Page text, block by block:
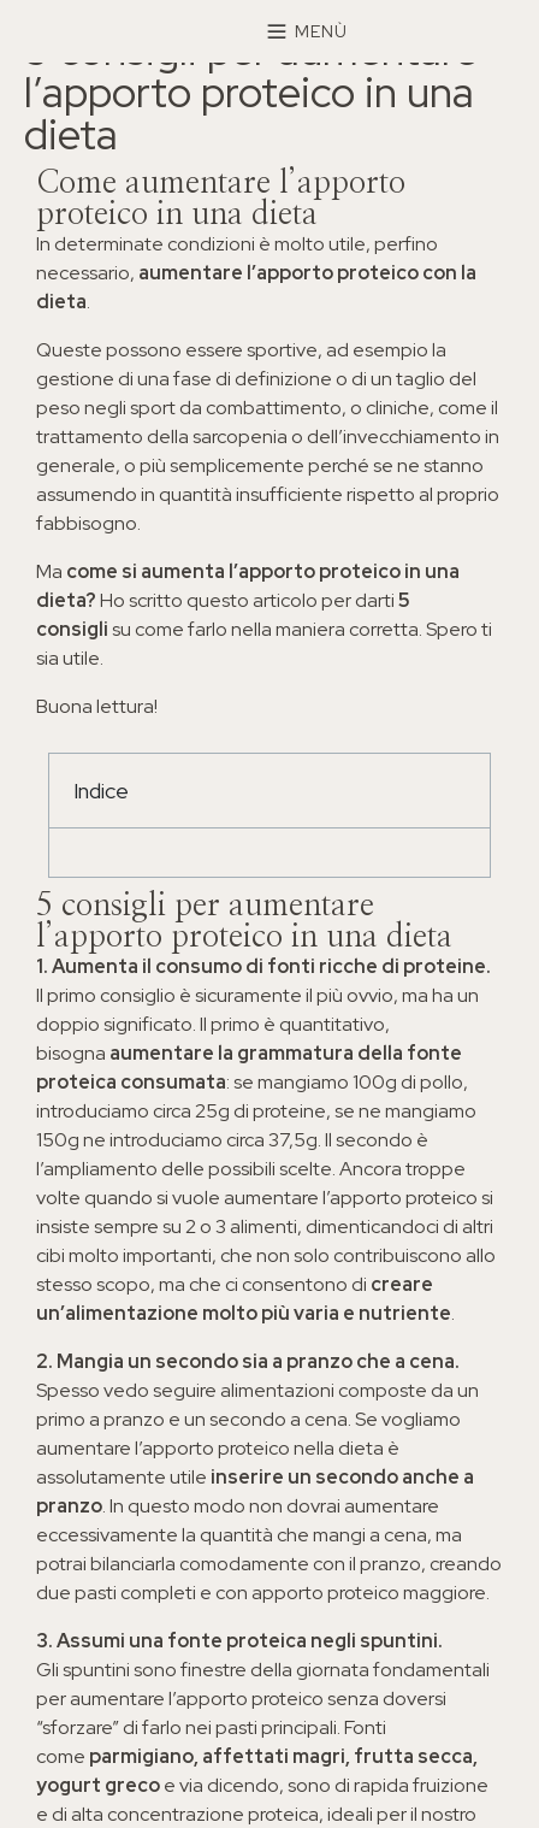
MENÙ
5 consigli per aumentare
l’apporto proteico in una
dieta
Come aumentare l’apporto
proteico in una dieta
In determinate condizioni è molto utile, perfino
necessario, aumentare l’apporto proteico con la
dieta.
Queste possono essere sportive, ad esempio la
gestione di una fase di definizione o di un taglio del
peso negli sport da combattimento, o cliniche, come il
trattamento della sarcopenia o dell’invecchiamento in
generale, o più semplicemente perché se ne stanno
assumendo in quantità insufficiente rispetto al proprio
fabbisogno.
Ma come si aumenta l’apporto proteico in una
dieta?Ho scritto questo articolo per darti5
consiglisu come farlo nella maniera corretta. Spero ti
sia utile.
Buona lettura!
Indice
5 consigli per aumentare
l’apporto proteico in una dieta
1. Aumenta il consumo di fonti ricche di proteine.
Il primo consiglio è sicuramente il più ovvio, ma ha un
doppio significato. Il primo è quantitativo,
bisogna aumentare la grammatura della fonte
proteica consumata: se mangiamo 100g di pollo,
introduciamo circa 25g di proteine, se ne mangiamo
150g ne introduciamo circa 37,5g. Il secondo è
l’ampliamento delle possibili scelte. Ancora troppe
volte quando si vuole aumentare l’apporto proteico si
insiste sempre su 2 o 3 alimenti, dimenticandoci di altri
cibi molto importanti, che non solo contribuiscono allo
stesso scopo, ma che ci consentono di creare
un’alimentazione molto più varia e nutriente.
2. Mangia un secondo sia a pranzo che a cena.
Spesso vedo seguire alimentazioni composte da un
primo a pranzo e un secondo a cena. Se vogliamo
aumentare l’apporto proteico nella dieta è
assolutamente utile inserire un secondo anche a
pranzo. In questo modo non dovrai aumentare
eccessivamente la quantità che mangi a cena, ma
potrai bilanciarla comodamente con il pranzo, creando
due pasti completi e con apporto proteico maggiore.
3. Assumi una fonte proteica negli spuntini.
Gli spuntini sono finestre della giornata fondamentali
per aumentare l’apporto proteico senza doversi
“sforzare” di farlo nei pasti principali. Fonti
come parmigiano, affettati magri, frutta secca,
yogurt grecoe via dicendo, sono di rapida fruizione
e di alta concentrazione proteica, ideali per il nostro